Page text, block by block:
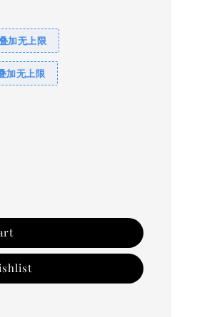
加无上限
加无上限